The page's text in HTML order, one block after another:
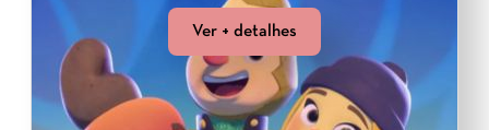
Ver + detalhes